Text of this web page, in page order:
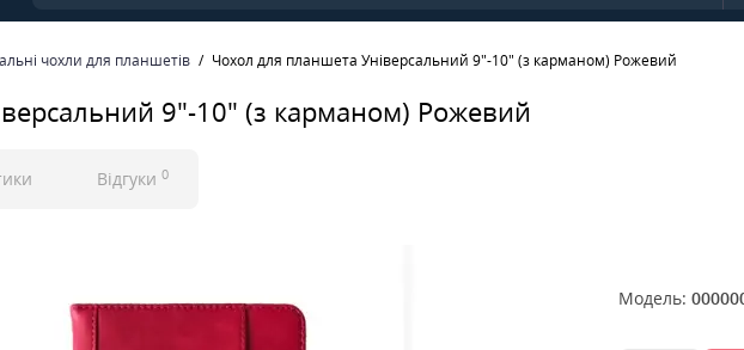
чохли для планшетів Чохол для планшета Універсальний 9"-10" (з карманом) Рожевий
9"-10" (з карманом) Рожевий
Відгуки 0
Модель: